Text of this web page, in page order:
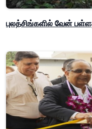
புலத்சிங்களில் வேன்